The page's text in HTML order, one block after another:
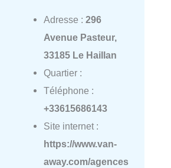
Adresse : 296
Avenue Pasteur,
33185 Le Haillan
Quartier :
Téléphone :
+33615686143
Site internet :
https://www.van-
away.com/agences